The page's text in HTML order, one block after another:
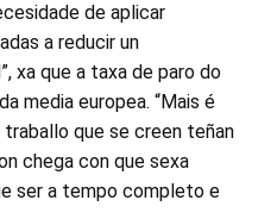
de aplicar
a reducir un
xa que a taxa de paro do
media europea. “Mais é
que se creen teñan
chega con que sexa
ser a tempo completo e